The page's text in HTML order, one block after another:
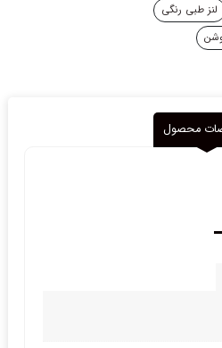
لنز طبی رنگی